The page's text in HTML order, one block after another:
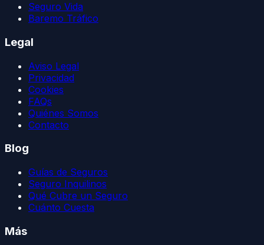
Seguro Vida
Baremo Tráfico
Legal
Aviso Legal
Privacidad
Cookies
FAQs
Quiénes Somos
Contacto
Blog
Guías de Seguros
Seguro Inquilinos
Qué Cubre un Seguro
Cuánto Cuesta
Más